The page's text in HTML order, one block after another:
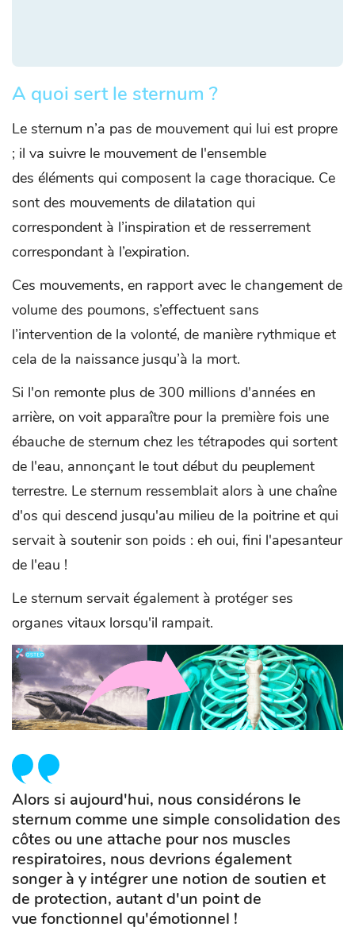
A quoi sert le sternum ?
Le sternum n’a pas de mouvement qui lui est propre
; il va suivre le mouvement de l'ensemble
des éléments qui composent la cage thoracique. Ce
sont des mouvements de dilatation qui
correspondent à l’inspiration et de resserrement
correspondant à l’expiration.
Ces mouvements, en rapport avec le changement de
volume des poumons, s’effectuent sans
l’intervention de la volonté, de manière rythmique et
cela de la naissance jusqu’à la mort.
Si l'on remonte plus de 300 millions d'années en
arrière, on voit apparaître pour la première fois une
ébauche de sternum chez les tétrapodes qui sortent
de l'eau, annonçant le tout début du peuplement
terrestre. Le sternum ressemblait alors à une chaîne
d'os qui descend jusqu'au milieu de la poitrine et qui
servait à soutenir son poids : eh oui, fini l'apesanteur
de l'eau !
Le sternum servait également à protéger ses
organes vitaux lorsqu'il rampait.
Alors si aujourd'hui, nous considérons le
sternum comme une simple consolidation des
côtes ou une attache pour nos muscles
respiratoires, nous devrions également
songer à y intégrer une notion de soutien et
de protection, autant d'un point de
vue fonctionnel qu'émotionnel !